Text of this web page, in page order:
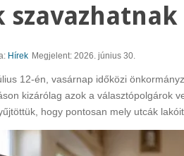
Hírek Megjelent: 2026. június 30.
12-én, vasárnap időközi
kizárólag azok a választópolgárok
hogy pontosan mely utcák